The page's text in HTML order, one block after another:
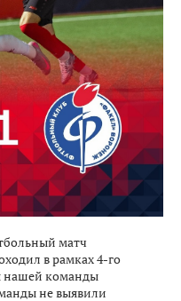
матч
в рамках 4-го
нашей команды
не выявили